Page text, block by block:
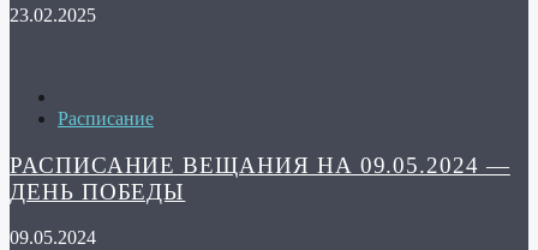
23.02.2025
Расписание
РАСПИСАНИЕ ВЕЩАНИЯ НА 09.05.2024 —
ДЕНЬ ПОБЕДЫ
09.05.2024